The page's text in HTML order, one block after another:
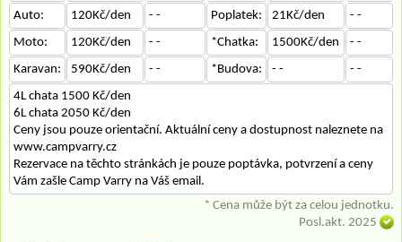
Auto:
120Kč/den - - Poplatek: 21Kč/den
- -
Moto:
120Kč/den - - *Chatka: 1500Kč/den
- -
Karavan:
590Kč/den - - *Budova: - -
- -
4L chata 1500 Kč/den
6L chata 2050 Kč/den
Ceny jsou pouze orientační. Aktuální ceny a dostupnost naleznete na
www.campvarry.cz
Rezervace na těchto stránkách je pouze poptávka, potvrzení a ceny
Vám zašle Camp Varry na Váš email.
* Cena může být za celou jednotku.
Posl.akt. 2025